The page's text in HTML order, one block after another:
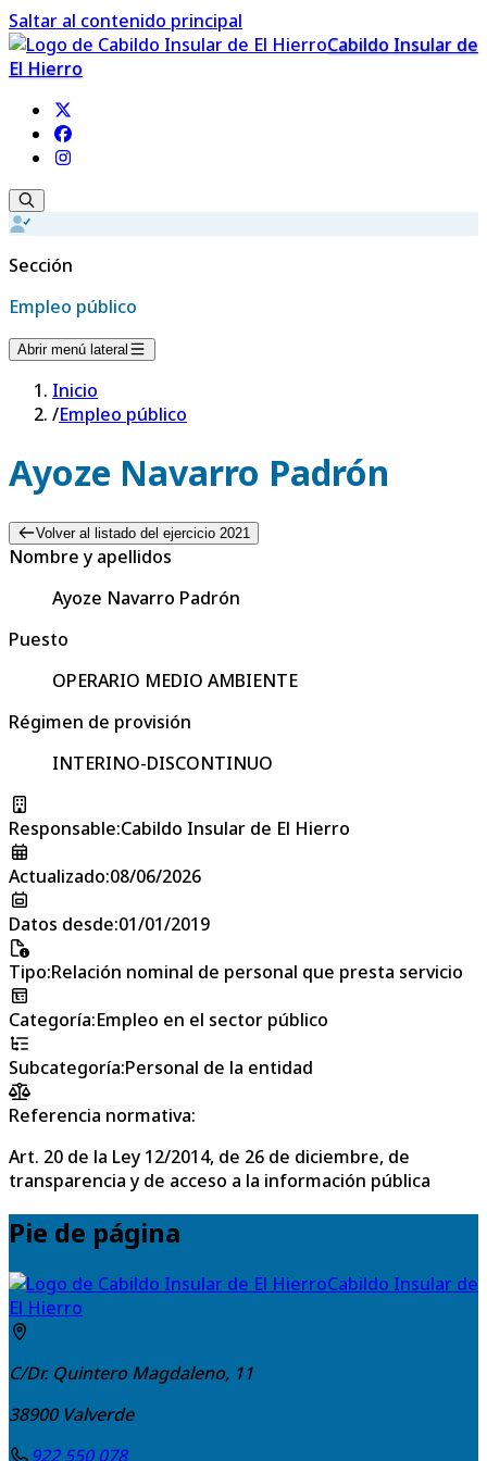
Saltar al contenido principal
Cabildo Insular de
El Hierro
Sección
Empleo público
Abrir menú lateral
Inicio
/Empleo público
Ayoze Navarro Padrón
Volver al listado del ejercicio 2021
Nombre y apellidos
Ayoze Navarro Padrón
Puesto
OPERARIO MEDIO AMBIENTE
Régimen de provisión
INTERINO-DISCONTINUO
Responsable:Cabildo Insular de El Hierro
Actualizado:08/06/2026
Datos desde:01/01/2019
Tipo:Relación nominal de personal que presta servicio
Categoría:Empleo en el sector público
Subcategoría:Personal de la entidad
Referencia normativa:
Art. 20 de la Ley 12/2014, de 26 de diciembre, de
transparencia y de acceso a la información pública
Pie de página
Cabildo Insular de
El Hierro
C/Dr. Quintero Magdaleno, 11
38900 Valverde
922 550 078